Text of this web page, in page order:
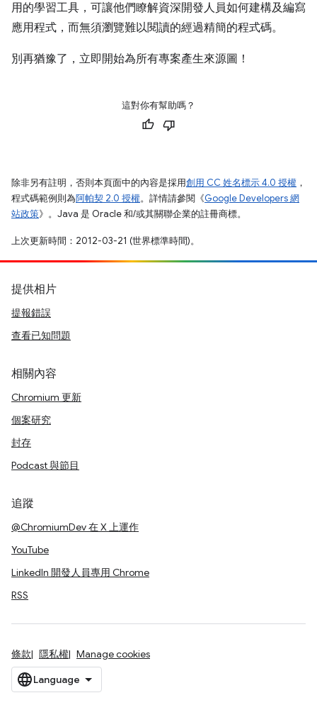
用的學習工具，可讓他們瞭解資深開發人員如何建構及編寫
應用程式，而無須瀏覽難以閱讀的經過精簡的程式碼。
別再猶豫了，立即開始為所有專案產生來源圖！
這對你有幫助嗎？
除非另有註明，否則本頁面中的內容是採用創用 CC 姓名標示 4.0 授權 ，
程式碼範例則為阿帕契 2.0 授權。詳情請參閱《Google Developers 網
站政策》。Java 是 Oracle 和/或其關聯企業的註冊商標。
上次更新時間：2012-03-21 (世界標準時間)。
提供相片
提報錯誤
查看已知問題
相關內容
Chromium 更新
個案研究
封存
Podcast 與節目
追蹤
@ChromiumDev 在 X 上運作
YouTube
LinkedIn 開發人員專用 Chrome
RSS
條款 隱私權 Manage cookies